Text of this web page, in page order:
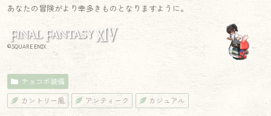
あなたの冒険がより幸多きものとなりますように。
© SQUARE ENIX
チョコボ装備
カントリー風 アンティーク カジュアル